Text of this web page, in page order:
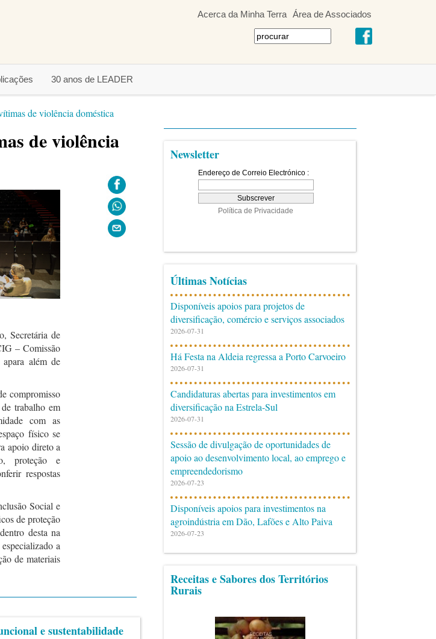
Acerca da Minha Terra Área de Associados
30 anos de LEADER
de violência doméstica
de violência
Secretária de
– Comissão
além de
compromisso
trabalho em
com as
físico se
apoio direto a
proteção e
respostas
Social e
de proteção
desta na
a
de materiais
e sustentabilidade
Newsletter
Últimas Notícias
Disponíveis apoios para projetos de
diversificação, comércio e serviços associados
2026-07-31
Há Festa na Aldeia regressa a Porto Carvoeiro
2026-07-31
Candidaturas abertas para investimentos em
diversificação na Estrela-Sul
2026-07-31
Sessão de divulgação de oportunidades de
apoio ao desenvolvimento local, ao emprego e
empreendedorismo
2026-07-23
Disponíveis apoios para investimentos na
agroindústria em Dão, Lafões e Alto Paiva
2026-07-23
Receitas e Sabores dos Territórios
Rurais